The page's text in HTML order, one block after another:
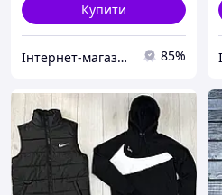
Купити
Інтернет-магазин SALE TOOLS 85%